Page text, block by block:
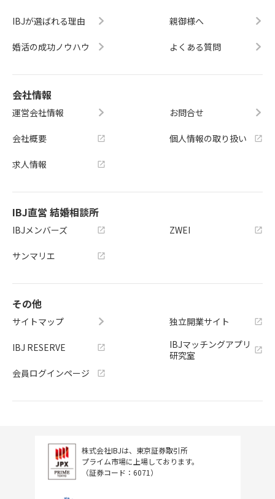
IBJが選ばれる理由
婚活の成功ノウハウ
親御様へ
よくある質問
会社情報
運営会社情報
会社概要
求人情報
お問合せ
個人情報の取り扱い
IBJ直営 結婚相談所
IBJメンバーズ
サンマリエ
ZWEI
その他
サイトマップ
IBJ RESERVE
会員ログインページ
独立開業サイト
IBJマッチングアプリ
研究室
株式会社IBJは、東京証券取引所
プライム市場に上場しております。
（証券コード：6071）